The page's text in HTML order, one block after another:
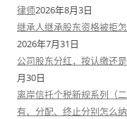
律师2026年8月3日
继承人继承股东资格被拒
2026年7月31日
公司股东分红，按认缴还
月30日
离岸信托个税新规系列（
有、分配、终止分别怎么